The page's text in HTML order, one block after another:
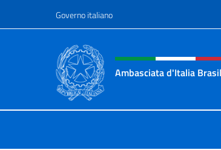
Governo italiano
Site, social e
Ambasciata d'Italia